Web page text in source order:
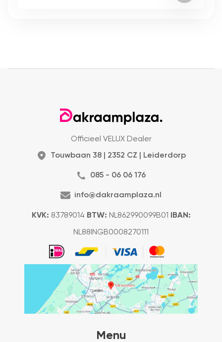
Officieel VELUX Dealer
Touwbaan 38 | 2352 CZ | Leiderdorp
085 - 06 06 176
info@dakraamplaza.nl
KVK: 83789014 BTW: NL862990099B01 IBAN:
NL88INGB0008270111
Menu